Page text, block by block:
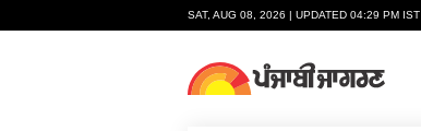
SAT, AUG 08, 2026 | UPDATED 04:29 PM IST